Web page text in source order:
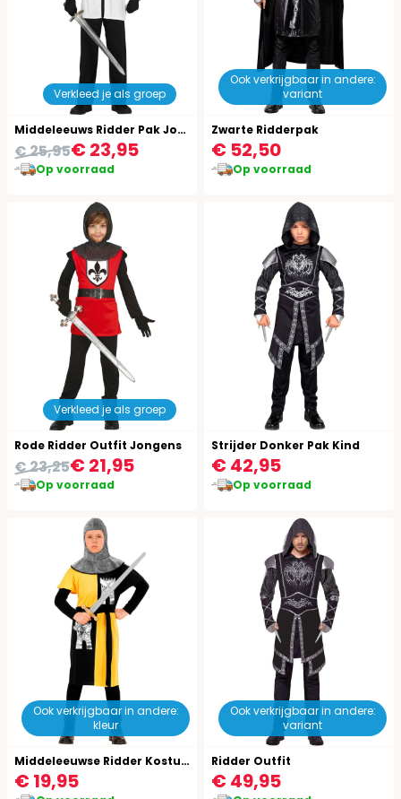
Verkleed je als groep
Middeleeuws Ridder Pak Jongens 14-16 Jaar
€ 23,95
€ 25,95
Op voorraad
Ook verkrijgbaar in andere:
variant
Zwarte Ridderpak
€ 52,50
Op voorraad
Verkleed je als groep
Rode Ridder Outfit Jongens
€ 21,95
€ 23,25
Op voorraad
Strijder Donker Pak Kind
€ 42,95
Op voorraad
Ook verkrijgbaar in andere:
kleur
Middeleeuwse Ridder Kostuum Kind Geel
€ 19,95
Ook verkrijgbaar in andere:
variant
Ridder Outfit
€ 49,95